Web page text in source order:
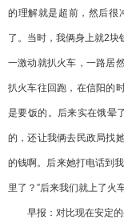
的理解就是超前，然后很
了。当时，我俩身上就2块
一激动就扒火车，一路居
扒火车往回跑，在信阳的
是要饭的。后来实在饿晕
的，还让我俩去民政局找
的钱啊。后来她打电话到
里了？”后来我们就上了火
早报：对比现在安定的